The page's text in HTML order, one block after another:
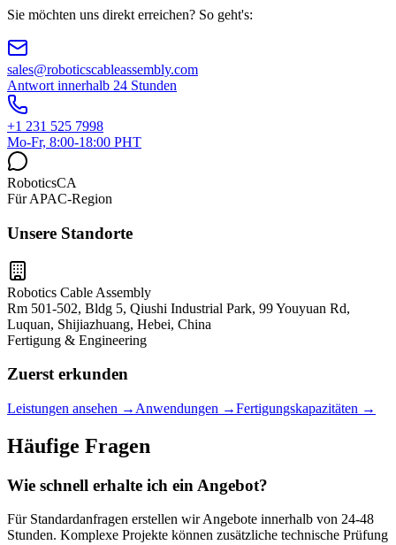
Sie möchten uns direkt erreichen? So geht's:
sales@roboticscableassembly.com
Antwort innerhalb 24 Stunden
+1 231 525 7998
Mo-Fr, 8:00-18:00 PHT
RoboticsCA
Für APAC-Region
Unsere Standorte
Robotics Cable Assembly
Rm 501-502, Bldg 5, Qiushi Industrial Park, 99 Youyuan Rd,
Luquan, Shijiazhuang, Hebei, China
Fertigung & Engineering
Zuerst erkunden
Leistungen ansehen → Anwendungen →Fertigungskapazitäten →
Häufige Fragen
Wie schnell erhalte ich ein Angebot?
Für Standardanfragen erstellen wir Angebote innerhalb von 24-48
Stunden. Komplexe Projekte können zusätzliche technische Prüfung